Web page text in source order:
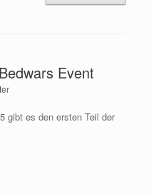
Event
gibt es den ersten Teil der